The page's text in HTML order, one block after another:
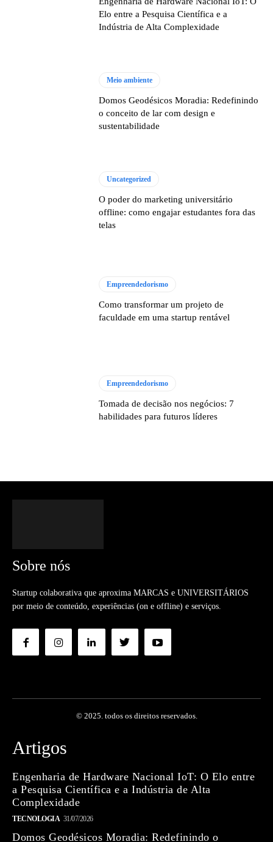
Elo entre a Pesquisa Científica e a
Indústria de Alta Complexidade
Meio ambiente
Domos Geodésicos Moradia: Redefinindo
o conceito de lar com design e
sustentabilidade
Uncategorized
O poder do marketing universitário
offline: como engajar estudantes fora das
telas
Empreendedorismo
Como transformar um projeto de
faculdade em uma startup rentável
Empreendedorismo
Tomada de decisão nos negócios: 7
habilidades para futuros líderes
Sobre nós
Startup colaborativa que aproxima MARCAS e UNIVERSITÁRIOS
por meio de conteúdo, experiências (on e offline) e serviços.
© 2025. todos os direitos reservados.
Artigos
Engenharia de Hardware Nacional IoT: O Elo entre
a Pesquisa Científica e a Indústria de Alta
Complexidade
TECNOLOGIA 31/07/2026
Domos Geodésicos Moradia: Redefinindo o